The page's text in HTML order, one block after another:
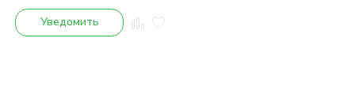
Уведомить